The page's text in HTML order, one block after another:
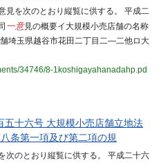
見を次のとおり縦覧に供する。 平成二
一意見の概要イ大規模小売店舗の名称
埼玉県越谷市花田二丁目二―二他ロ大
34746/8-1koshigayahanadahp.pd
五十六号 大規模小売店舗立地法
条第一項及び第二項の規
次のとおり縦覧に供する。 平成二十六